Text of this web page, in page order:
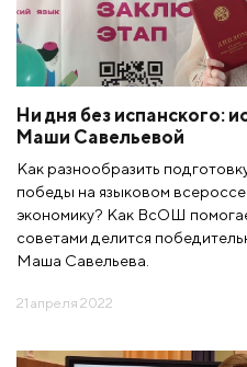
Ни дня без испанского:
Маши Савельевой
Как разнообразить
победы на языковом
экономику? Как ВсОШ
советами делится
Маша Савельева.
21 апреля 2022